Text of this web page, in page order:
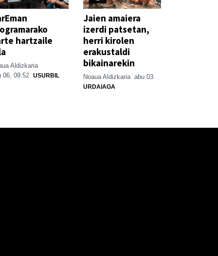
hartzaile
Aldizkaria
06, 09:52 USURBIL
Jaien amaiera
izerdi patsetan,
herri kirolen
erakustaldi
bikainarekin
Noaua Aldizkaria abu 03
URDAIAGA